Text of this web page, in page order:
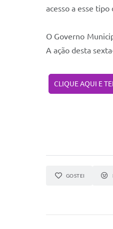
acesso a esse
O Governo
A ação desta
CLIQUE AQUI E
GOSTEI